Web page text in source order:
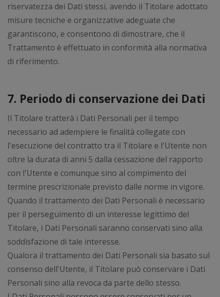
riservatezza dei Dati stessi, avendo il Titolare adottato
misure tecniche e organizzative adeguate che
garantiscono, e consentono di dimostrare, che il
Trattamento è effettuato in conformità alla normativa
di riferimento.
7. Periodo di conservazione dei Dati
Il Titolare tratterà i Dati Personali per il tempo
necessario ad adempiere le finalità collegate con
l'esecuzione del contratto tra il Titolare e l'Utente non
oltre la durata di anni 5 dalla cessazione del rapporto
con l'Utente e comunque sino al compimento del
termine prescrizionale previsto dalle norme in vigore.
Quando il trattamento dei Dati Personali è necessario
per il perseguimento di un interesse legittimo del
Titolare, i Dati Personali saranno conservati sino alla
soddisfazione di tale interesse.
Qualora il trattamento dei Dati Personali sia basato sul
consenso dell'Utente, il Titolare può conservare i Dati
Personali sino alla revoca da parte dello stesso.